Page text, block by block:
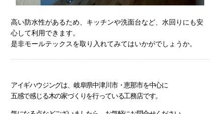
高い防水性があるため、キッチンや洗面台など、水回りにも安
心して利用できます。
是非モールテックスを取り入れてみてはいかがでしょうか。
アイギハウジングは、岐阜県中津川市・恵那市を中心に
五感で感じる木の家づくりを行っている工務店です。